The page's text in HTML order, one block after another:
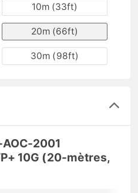
10m (33ft)
20m (66ft)
30m (98ft)
2001
10G (20-mètres,